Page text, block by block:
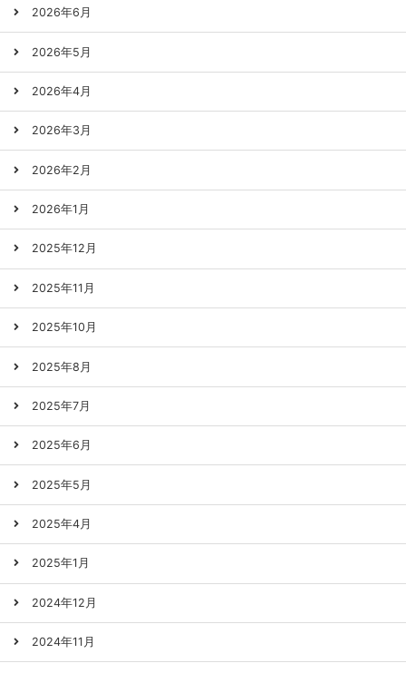
2026年6月
2026年5月
2026年4月
2026年3月
2026年2月
2026年1月
2025年12月
2025年11月
2025年10月
2025年8月
2025年7月
2025年6月
2025年5月
2025年4月
2025年1月
2024年12月
2024年11月